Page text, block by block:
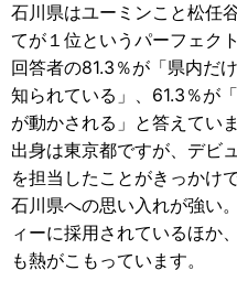
石川県はユーミンこと松任
てが１位というパーフェクト
回答者の81.3％が「県内だ
知られている」、61.3％が
が動かされる」と答えていま
出身は東京都ですが、デビ
を担当したことがきっかけ
石川県への思い入れが強い
ィーに採用されているほか
も熱がこもっています。